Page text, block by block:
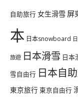
自助旅行 女生滑雪 屏
本 日本snowboard
旅遊 日本滑雪 日本
雪自由行 日本自
東京旅行 東京自由行